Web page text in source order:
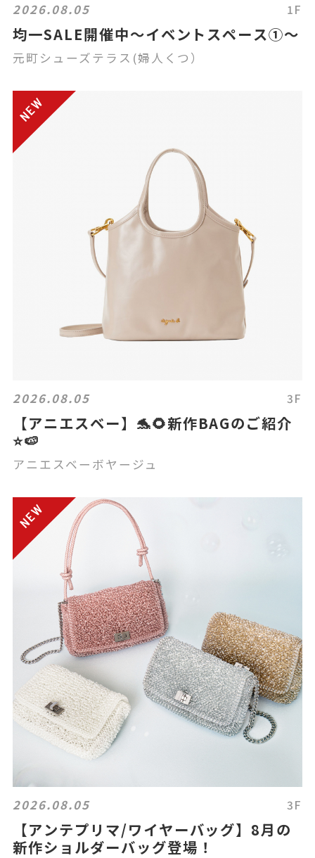
2026.08.05 1F
均一SALE開催中〜イベントスペース①〜
元町シューズテラス(婦人くつ）
2026.08.05 3F
【アニエスベー】🐬🌻新作BAGのご紹介
⭐️🍉
アニエスベーボヤージュ
2026.08.05 3F
【アンテプリマ/ワイヤーバッグ】8月の
新作ショルダーバッグ登場！